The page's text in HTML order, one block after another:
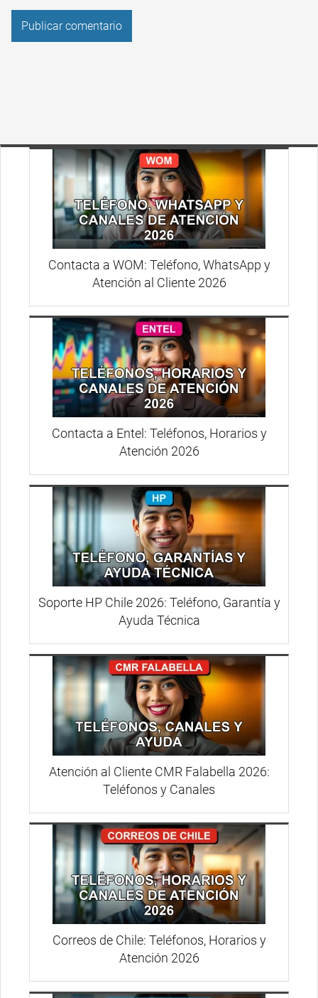
Contacta a WOM: Teléfono, WhatsApp y
Atención al Cliente 2026
Contacta a Entel: Teléfonos, Horarios y
Atención 2026
Soporte HP Chile 2026: Teléfono, Garantía y
Ayuda Técnica
Atención al Cliente CMR Falabella 2026:
Teléfonos y Canales
Correos de Chile: Teléfonos, Horarios y
Atención 2026